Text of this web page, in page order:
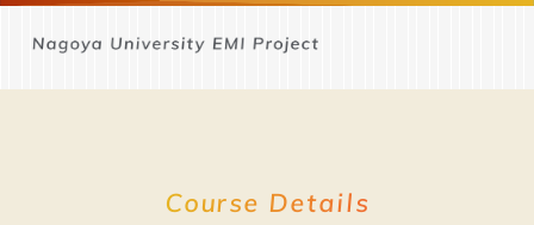
Course Details